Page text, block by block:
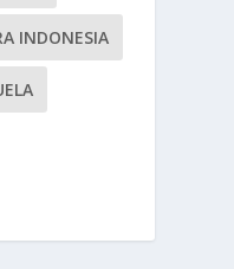
INDONESIA